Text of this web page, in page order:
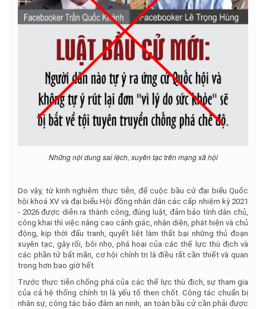
Những nội dung sai lệch, xuyên tạc trên mạng xã hội
Do vậy, từ kinh nghiệm thực tiễn, để cuộc bầu cử đại biểu Quốc
hội khoá XV và đại biểu Hội đồng nhân dân các cấp nhiệm kỳ 2021
- 2026 được diễn ra thành công, đúng luật, đảm bảo tính dân chủ,
công khai thì việc nâng cao cảnh giác, nhận diện, phát hiện và chủ
động, kịp thời đấu tranh, quyết liệt làm thất bại những thủ đoạn
xuyên tạc, gây rối, bôi nhọ, phá hoại của các thế lực thù địch và
các phần tử bất mãn, cơ hội chính trị là điều rất cần thiết và quan
trọng hơn bao giờ hết.
Trước thực tiễn chống phá của các thế lực thù địch, sự tham gia
của cả hệ thống chính trị là yếu tố then chốt. Công tác chuẩn bị
nhân sự, công tác bảo đảm an ninh, an toàn bầu cử cần phải được